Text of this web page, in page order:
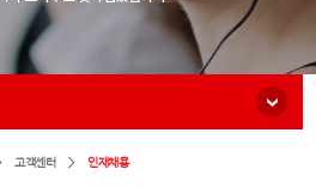
고객센터 인재채용